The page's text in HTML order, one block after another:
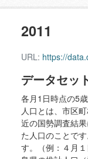
2011
URL: https://data.data4citizen.jp/dataset/e9ff8758-56cb-41f8-8b68-
データセッ
各月1日時点の5
人口とは、市区
近の国勢調査結
た人口のことで
す。（例：４月